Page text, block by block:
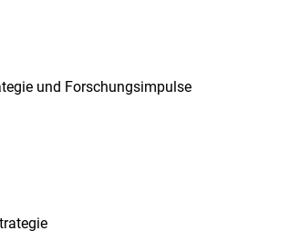
und Forschungsimpulse